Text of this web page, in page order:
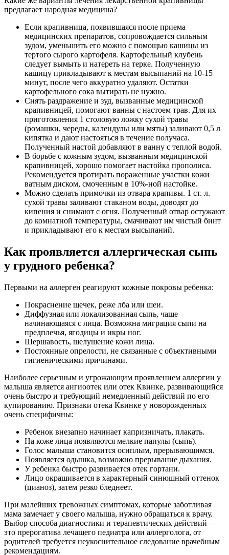
предлагает народная медицина?
Если крапивница, появившаяся после приема
медицинских препаратов, сопровождается сильным
зудом, уменьшить его можно с помощью кашицы из
тертого сырого картофеля. Картофельный клубень
следует вымыть и натереть на терке. Полученную
кашицу прикладывают к местам высыпаний на 10-15
минут, после чего аккуратно удаляют. Остатки
картофельного сока вытирать не нужно.
Снять раздражение и зуд, вызванные медицинской
крапивницей, помогают ванны с настоем трав. Для их
приготовления 1 столовую ложку сухой травы
(ромашки, череды, календулы или мяты) заливают 0,5 л
кипятка и дают настояться в течение получаса.
Полученный настой добавляют в ванну с теплой водой.
В борьбе с кожным зудом, вызванным медицинской
крапивницей, хорошо помогает настойка прополиса.
Рекомендуется протирать пораженные участки кожи
ватным диском, смоченным в 10%-ной настойке.
Можно сделать примочки из отвара крапивы. 1 ст. л.
сухой травы заливают стаканом воды, доводят до
кипения и снимают с огня. Полученный отвар остужают
до комнатной температуры, смачивают им чистый бинт
и прикладывают его к местам высыпаний.
Как проявляется аллергическая сыпь
у грудного ребенка?
Первыми на аллерген реагируют кожные покровы ребенка:
Покраснение щечек, реже лба или шеи.
Диффузная или локализованная сыпь, чаще
начинающаяся с лица. Возможна миграция сыпи на
предплечья, ягодицы и икры ног.
Шершавость, шелушение кожи лица.
Постоянные опрелости, не связанные с объективными
гигиеническими причинами.
Наиболее серьезным и угрожающим проявлением аллергии у
малыша является ангиоотек или отек Квинке, развивающийся
очень быстро и требующий немедленный действий по его
купированию. Признаки отека Квинке у новорожденных
очень специфичны:
Ребенок внезапно начинает капризничать, плакать.
На коже лица появляются мелкие папулы (сыпь).
Голос малыша становится осиплым, прерывающимся.
Появляется одышка, возможно прерывание дыхания.
У ребенка быстро развивается отек гортани.
Лицо окрашивается в характерный синюшный оттенок
(цианоз), затем резко бледнеет.
При малейших тревожных симптомах, которые заботливая
мама замечает у своего малыша, нужно обращаться к врачу.
Выбор способа диагностики и терапевтических действий —
это прерогатива лечащего педиатра или аллерголога, от
родителей требуется неукоснительное следование врачебным
рекомендациям.